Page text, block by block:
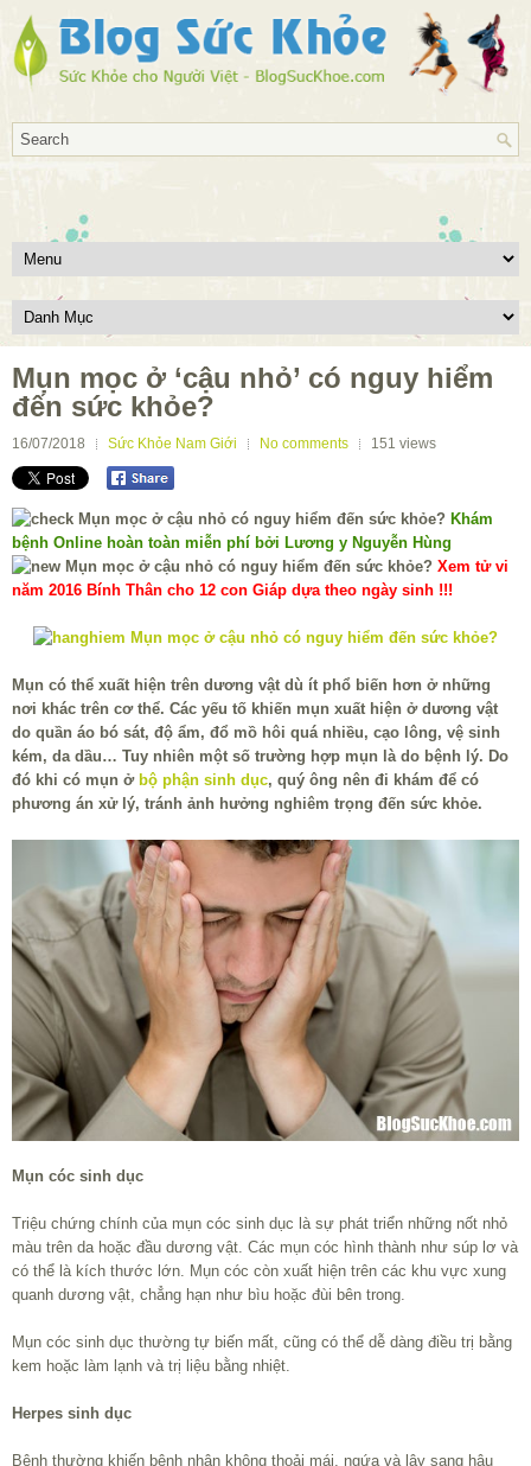
Mụn mọc ở ‘cậu nhỏ’ có nguy hiểm
đến sức khỏe?
16/07/2018 Sức Khỏe Nam Giới No comments 151 views
Khám
bệnh Online hoàn toàn miễn phí bởi Lương y Nguyễn Hùng
Xem tử vi
năm 2016 Bính Thân cho 12 con Giáp dựa theo ngày sinh !!!
Mụn có thể xuất hiện trên dương vật dù ít phổ biến hơn ở những
nơi khác trên cơ thể. Các yếu tố khiến mụn xuất hiện ở dương vật
do quần áo bó sát, độ ẩm, đổ mồ hôi quá nhiều, cạo lông, vệ sinh
kém, da dầu… Tuy nhiên một số trường hợp mụn là do bệnh lý. Do
đó khi có mụn ở bộ phận sinh dục, quý ông nên đi khám để có
phương án xử lý, tránh ảnh hưởng nghiêm trọng đến sức khỏe.
Mụn cóc sinh dục
Triệu chứng chính của mụn cóc sinh dục là sự phát triển những nốt nhỏ
màu trên da hoặc đầu dương vật. Các mụn cóc hình thành như súp lơ và
có thể là kích thước lớn. Mụn cóc còn xuất hiện trên các khu vực xung
quanh dương vật, chẳng hạn như bìu hoặc đùi bên trong.
Mụn cóc sinh dục thường tự biến mất, cũng có thể dễ dàng điều trị bằng
kem hoặc làm lạnh và trị liệu bằng nhiệt.
Herpes sinh dục
Bệnh thường khiến bệnh nhân không thoải mái, ngứa và lây sang hậu